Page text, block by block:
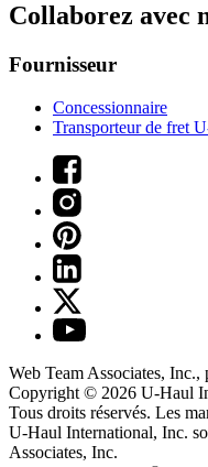
Collaborez avec
Fournisseur
Concessionnaire
Transporteur de fret
Web Team Associates,
Copyright © 2026 U-Haul
Tous droits réservés. Les
U-Haul International, Inc.
Associates, Inc.